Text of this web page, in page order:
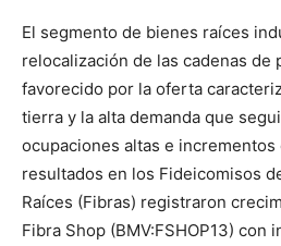
El segmento de bienes raíces
relocalización de las cadenas de
favorecido por la oferta
tierra y la alta demanda que
ocupaciones altas e incrementos
resultados en los Fideicomisos
Raíces (Fibras) registraron
Fibra Shop (BMV:FSHOP13)